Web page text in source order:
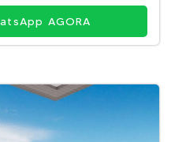
AGORA